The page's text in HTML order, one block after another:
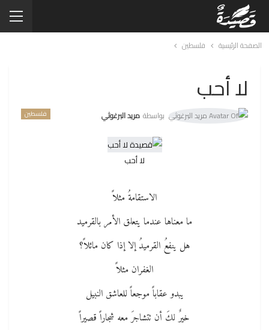
الصفحة الرئيسية فلسطين
لا أحب
فلسطين بواسطة مريد البرغوثي
لا أحب
الاستقامةُ مثلاً
ما معناها عندما يتعلق الأمر بالقرميد
هل ينفعُ القرميدُ إلا إذا كان مائلاً؟
الغفران مثلاً
يبدو عقاباً موجعاً للعاشق النبيل
خيرٌ لكَ أن تتشاجرَ معه شجاراً قصيراً